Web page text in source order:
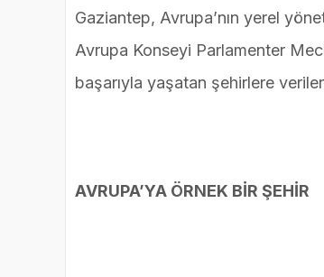
Gaziantep, Avrupa’nın yerel
Avrupa Konseyi Parlamenter
başarıyla yaşatan şehirlere
AVRUPA’YA ÖRNEK BİR ŞEHİR